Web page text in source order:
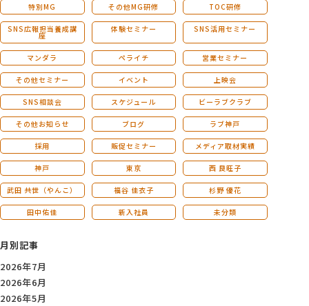
特別MG その他MG研修 TOC研修
SNS広報担当養成講
座
体験セミナー SNS活用セミナー
マンダラ ペライチ 営業セミナー
その他セミナー イベント 上映会
SNS相談会 スケジュール ビーラブクラブ
その他お知らせ ブログ ラブ神戸
採用 販促セミナー メディア取材実績
神戸 東京 西 良旺子
武田 共世（やんこ） 福谷 佳衣子 杉野 優花
田中佑佳 新入社員 未分類
月別記事
2026年7月
2026年6月
2026年5月